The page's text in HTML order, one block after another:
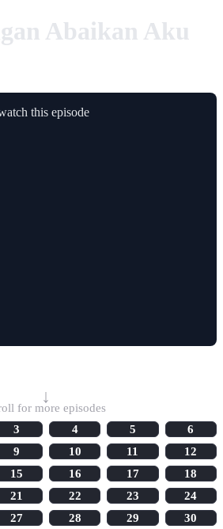
Abaikan Aku
this episode
↓
for more episodes
3 4 5
6
9 10 11
12
15 16 17
18
21 22 23
24
27 28 29
30